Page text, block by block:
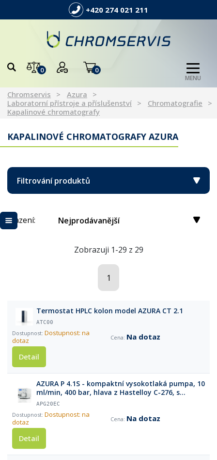
+420 274 021 211
0 0
MENU
Chromservis
Azura
Laboratorní přístroje a příslušenství
Chromatografie
Kapalinové chromatografy
KAPALINOVÉ CHROMATOGRAFY AZURA
Filtrování produktů
Řazení: Nejprodávanější
Zobrazuji 1-29 z 29
1
Termostat HPLC kolon model AZURA CT 2.1
ATC00
Dostupnost: na
dotaz
Na dotaz
Detail
AZURA P 4.1S - kompaktní vysokotlaká pumpa, 10
ml/min, 400 bar, hlava z Hastelloy C-276, s
tlakovým senzorem
APG20EC
Dostupnost: na
dotaz
Na dotaz
Detail